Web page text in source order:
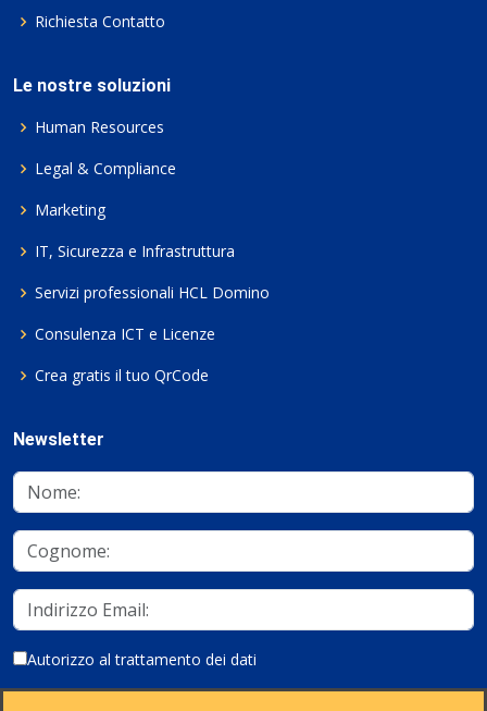
Richiesta Contatto
Le nostre soluzioni
Human Resources
Legal & Compliance
Marketing
IT, Sicurezza e Infrastruttura
Servizi professionali HCL Domino
Consulenza ICT e Licenze
Crea gratis il tuo QrCode
Newsletter
Autorizzo al trattamento dei dati